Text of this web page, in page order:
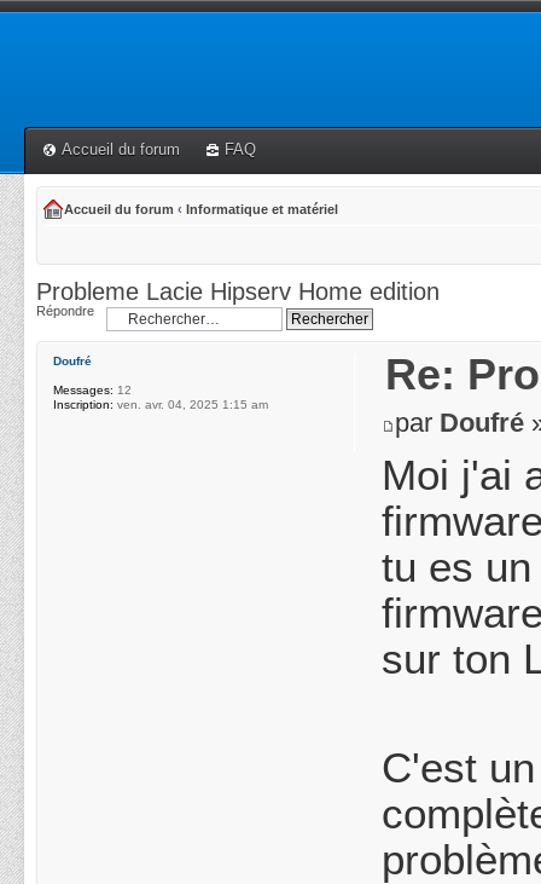
Accueil du forum FAQ
Accueil du forum ‹ Informatique et matériel
Probleme Lacie Hipserv Home edition
Répondre
Re:
par Doufré
Moi j'ai
tu es
sur ton
C'est
Doufré
Messages: 12
Inscription: ven. avr. 04, 2025 1:15 am